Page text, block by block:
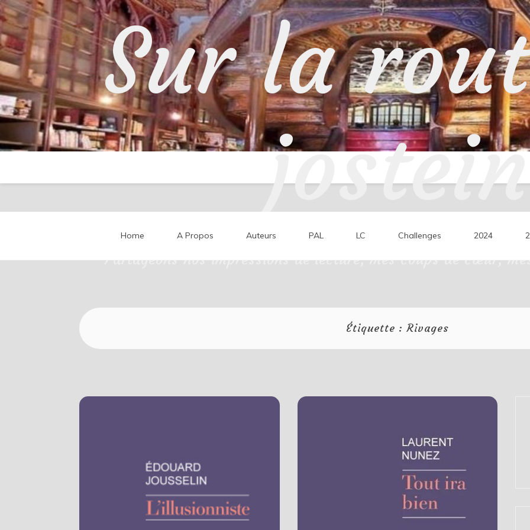
Skip
to
content
Sur la
jostein
Partageons nos impressions de lecture, mes coups de cœur,
Home A Propos Auteurs PAL LC Challenges 2024
Étiquette :Rivages